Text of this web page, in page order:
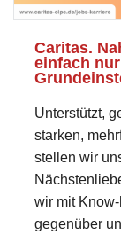
Caritas.
einfach
Unterstützt,
starken,
stellen wir
wir mit
gegenüber